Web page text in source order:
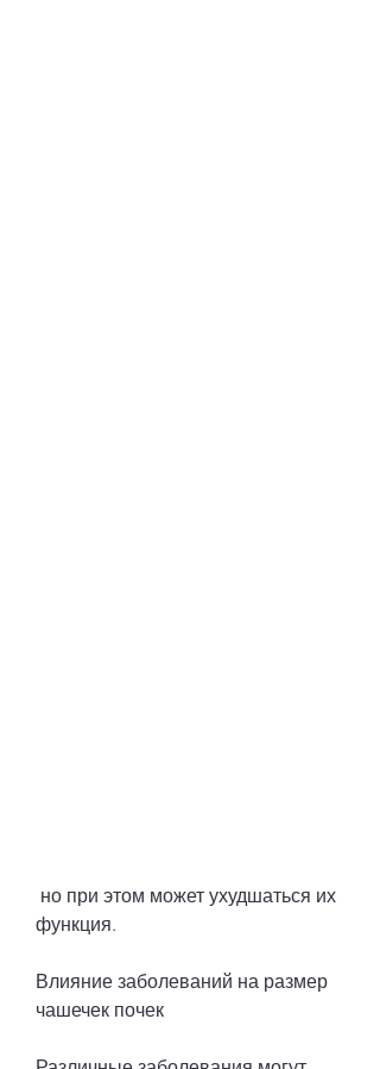
функция.
Влияние заболеваний на размер
чашечек почек